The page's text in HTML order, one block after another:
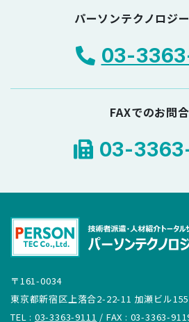
パーソンテクノロジ
03-
FAXでのお問
03-
〒161-0034
東京都新宿区上落合2-22-11 加瀬ビル
TEL : 03-3363-9111 / FAX : 03-3363-